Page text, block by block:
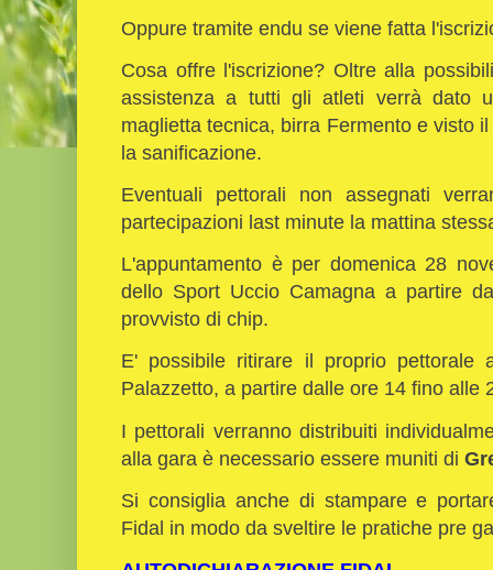
Oppure tramite endu se viene fatta
Cosa offre l'iscrizione? Oltre alla
assistenza a tutti gli atleti verrà dato
maglietta tecnica, birra Fermento e visto
la sanificazione.
Eventuali pettorali non assegnati
partecipazioni last minute la mattina
L'appuntamento è per domenica 28
dello Sport Uccio Camagna a partire
provvisto di chip.
E' possibile ritirare il proprio pettorale
Palazzetto, a partire dalle ore 14 fino alle
I pettorali verranno distribuiti
alla gara è necessario essere muniti di
Si consiglia anche di stampare e
Fidal in modo da sveltire le pratiche pre